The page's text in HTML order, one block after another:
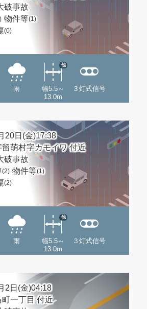
破事故
物件等(1)
(0)
雨
幅5.5～
13.0m
他
３灯式信号
20日(金)17:38
留萌村字カモイワ 付近
破事故
(2) 物件等(1)
(2)
雨
幅5.5～
13.0m
他
３灯式信号
2日(金)04:18
一丁目 付近